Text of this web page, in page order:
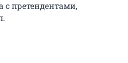
с претендентами,